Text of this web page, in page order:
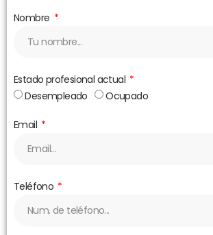
Nombre
Estado profesional actual
Desempleado
Ocupado
Email
Teléfono